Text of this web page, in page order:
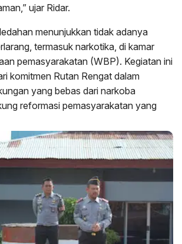
ujar Ridar.
menunjukkan tidak adanya
termasuk narkotika, di kamar
pemasyarakatan (WBP). Kegiatan ini
komitmen Rutan Rengat dalam
yang bebas dari narkoba
reformasi pemasyarakatan yang